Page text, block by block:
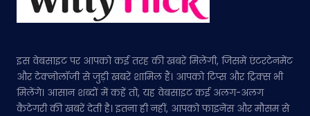
इस वेबसाइट पर आपको कई तरह की खबरें मिलेंगी, जिसमें एंटरटेनमेंट
और टेक्नोलॉजी से जुड़ी खबरें शामिल हैं। आपको टिप्स और ट्रिक्स भी
मिलेंगे। आसान शब्दों में कहें तो, यह वेबसाइट कई अलग-अलग
कैटेगरी की खबरें देती है। इतना ही नहीं, आपको फाइनेंस और मौसम से